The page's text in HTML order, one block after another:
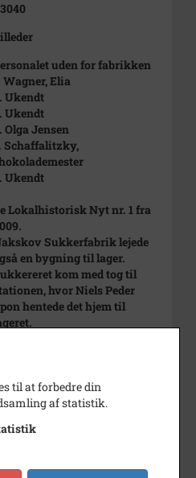
uden for fabrikken
Wagner, Elia
Ukendt
Ukendt
Olga Jensen
Schaffalitzky,
Ukendt
Lokalhistorisk Nyt nr. 1 fra
Sukkerfabrik lejede
en bygning til lager.
kom med tog til
hvor Niels Peder
hentede det hjem til
var en af de første kvinder,
ikke den første, i Høng, der
Erik Spon var i lære hos
hos Tekno.
til at forbedre din
af statistik.